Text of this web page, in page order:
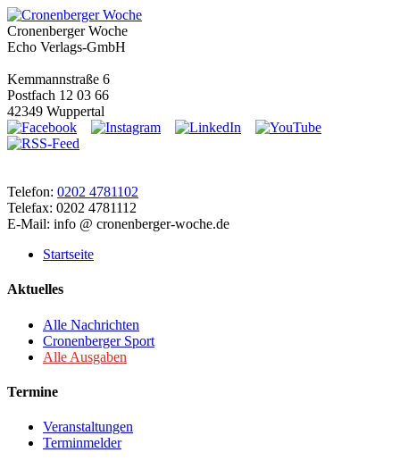
Cronenberger Woche
Echo Verlags-GmbH
Kemmannstraße 6
Postfach 12 03 66
42349 Wuppertal
Telefon: 0202 4781102
Telefax: 0202 4781112
E-Mail: info @ cronenberger-woche.de
Startseite
Aktuelles
Alle Nachrichten
Cronenberger Sport
Alle Ausgaben
Termine
Veranstaltungen
Terminmelder